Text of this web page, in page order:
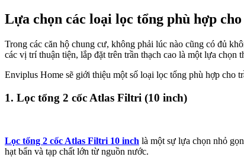
Lựa chọn các loại lọc tổng phù hợp
Trong các căn hộ chung cư, không phải lúc nào cũng có đủ
các vị trí thuận tiện, lắp đặt trên trần thạch cao là một lựa
Enviplus Home sẽ giới thiệu một số loại lọc tổng phù hợp cho
1. Lọc tổng 2 cốc Atlas Filtri (10 inch)
Lọc tổng 2 cốc Atlas Filtri 10 inch là một sự lựa chọn nhỏ
hạt bẩn và tạp chất lớn từ nguồn nước.